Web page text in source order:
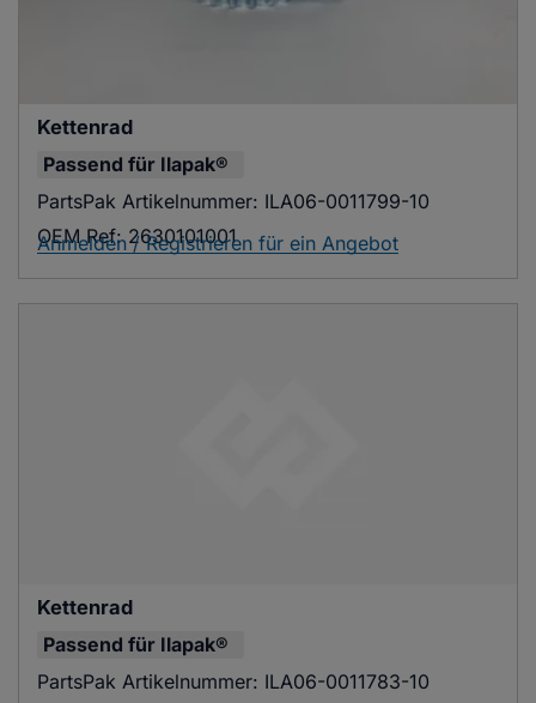
Kettenrad
Passend für Ilapak®
PartsPak Artikelnummer: ILA06-0011799-10
OEM Ref: 2630101001
Anmelden / Registrieren für ein Angebot
Kettenrad
Passend für Ilapak®
PartsPak Artikelnummer: ILA06-0011783-10